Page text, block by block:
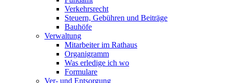
Verkehrsrecht
Steuern, Gebühren und Beiträge
Bauhöfe
Verwaltung
Mitarbeiter im Rathaus
Organigramm
Was erledige ich wo
Formulare
Ver- und Entsorgung